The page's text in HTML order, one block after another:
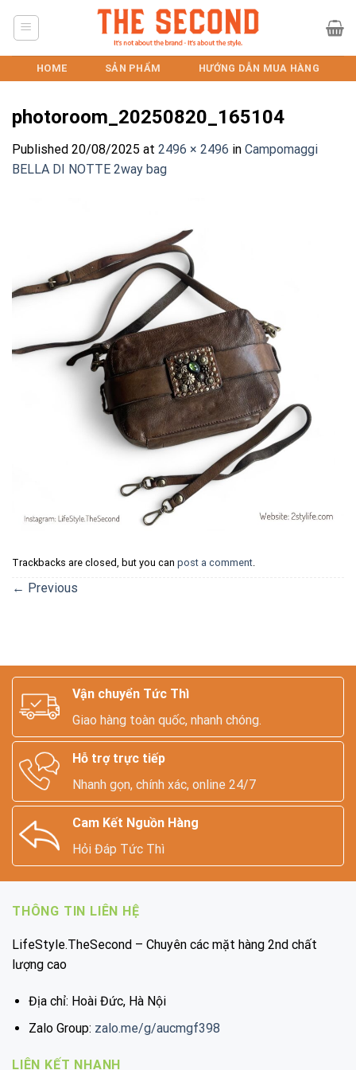
HOME SẢN PHẨM HƯỚNG DẪN MUA HÀNG
photoroom_20250820_165104
Published 20/08/2025 at 2496 × 2496 in Campomaggi
BELLA DI NOTTE 2way bag
Trackbacks are closed, but you can post a comment.
← Previous
Vận chuyển Tức Thì
Giao hàng toàn quốc, nhanh chóng.
Hỗ trợ trực tiếp
Nhanh gọn, chính xác, online 24/7
Cam Kết Nguồn Hàng
Hỏi Đáp Tức Thì
THÔNG TIN LIÊN HỆ
LifeStyle.TheSecond – Chuyên các mặt hàng 2nd chất
lượng cao
Địa chỉ: Hoài Đức, Hà Nội
Zalo Group: zalo.me/g/aucmgf398
LIÊN KẾT NHANH